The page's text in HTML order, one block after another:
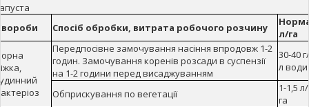
Спосіб обробки, витрата робочого розчину
л/га
Передпосівне замочування насіння впродовж 1-2
годин. Замочування коренів розсади в суспензії
на 1-2 години перед висаджуванням
30-40 г/
л води
Обприскування по вегетації
1-1,5 л/
га